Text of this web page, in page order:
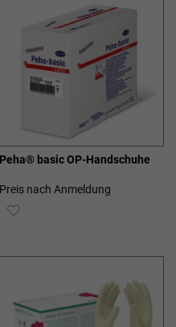
Peha® basic OP-Handschuhe
Preis nach Anmeldung
ZUR